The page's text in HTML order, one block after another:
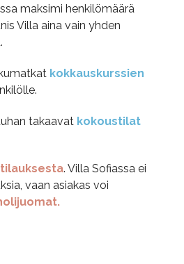
maksimi henkilömäärä
Villa aina vain yhden
kokkauskurssien
takaavat kokoustilat
. Villa Sofiassa ei
vaan asiakas voi